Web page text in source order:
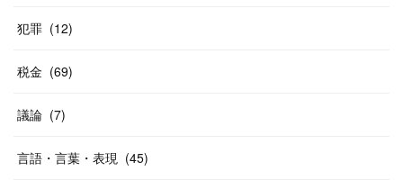
犯罪 (12)
税金 (69)
議論 (7)
言語・言葉・表現 (45)